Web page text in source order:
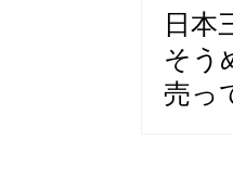
日本
そう
売っ